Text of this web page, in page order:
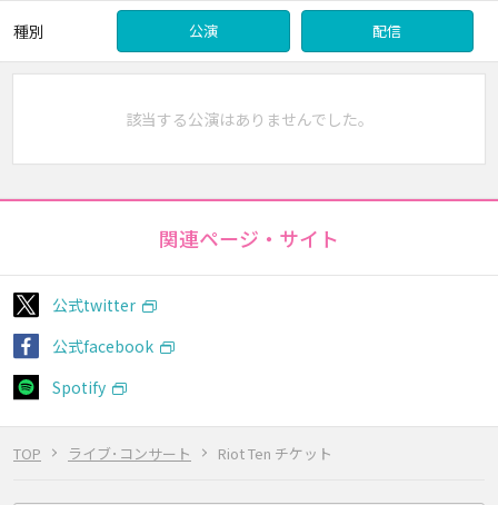
TOP ライブ･コンサート Riot Ten チケット
種別 公演 配信
該当する公演はありませんでした。
関連ページ・サイト
公式twitter
公式facebook
Spotify